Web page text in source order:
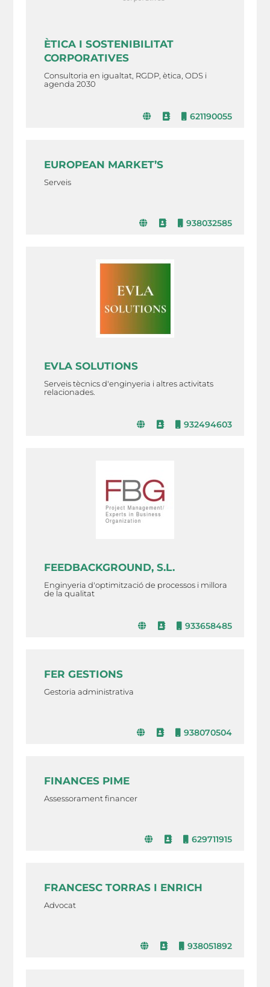
ÈTICA I SOSTENIBILITAT
CORPORATIVES
Consultoria en igualtat, RGDP, ètica, ODS i
agenda 2030
621190055
EUROPEAN MARKET’S
Serveis
938032585
EVLA SOLUTIONS
Serveis tècnics d'enginyeria i altres activitats
relacionades.
932494603
FEEDBACKGROUND, S.L.
Enginyeria d'optimització de processos i millora
de la qualitat
933658485
FER GESTIONS
Gestoria administrativa
938070504
FINANCES PIME
Assessorament financer
629711915
FRANCESC TORRAS I ENRICH
Advocat
938051892